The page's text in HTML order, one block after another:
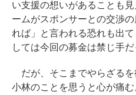
い支援の想いがあることも
ームがスポンサーとの交渉
れば」と言われる恐れも出
しては今回の募金は禁じ手だ
だが、そこまでやらざるを
小林のことを思うと心が痛